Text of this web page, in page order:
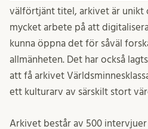
välförtjänt titel, arkivet är unikt
mycket arbete på att
kunna öppna det för såväl
allmänheten. Det har också
att få arkivet
ett kulturarv av särskilt stort
Arkivet består av 500